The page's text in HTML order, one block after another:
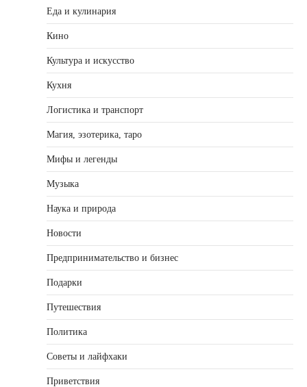
Еда и кулинария
Кино
Культура и искусство
Кухня
Логистика и транспорт
Магия, эзотерика, таро
Мифы и легенды
Музыка
Наука и природа
Новости
Предпринимательство и бизнес
Подарки
Путешествия
Политика
Советы и лайфхаки
Приветствия